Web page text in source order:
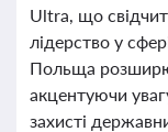
Ultra, що
лідерство у
Польща
акцентуючи
захисті